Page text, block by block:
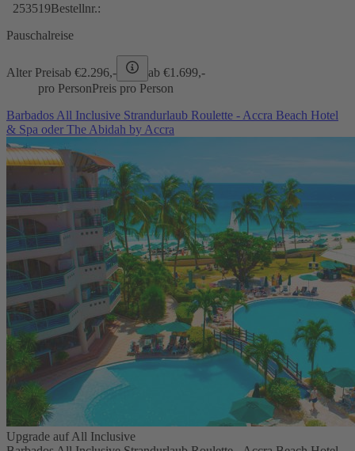
253519Bestellnr.:
Pauschalreise
Alter Preisab €2.296,- ab €1.699,-
pro PersonPreis pro Person
Barbados All Inclusive Strandurlaub Roulette - Accra Beach Hotel
& Spa oder The Abidah by Accra
Upgrade auf All Inclusive